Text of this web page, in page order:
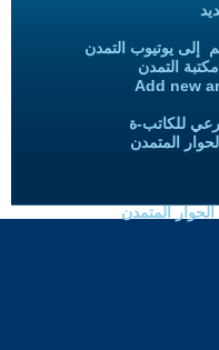
إلى يوتيوب التمدن
التمدن
Add new
للكاتب-ة
المتمدن
المتمدن